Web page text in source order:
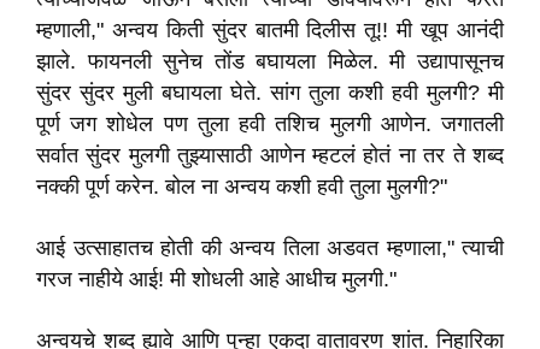
म्हणाली," अन्वय किती सुंदर बातमी दिलीस तू!! मी खूप आनंदी
झाले. फायनली सुनेच तोंड बघायला मिळेल. मी उद्यापासूनच
सुंदर सुंदर मुली बघायला घेते. सांग तुला कशी हवी मुलगी? मी
पूर्ण जग शोधेल पण तुला हवी तशिच मुलगी आणेन. जगातली
सर्वात सुंदर मुलगी तुझ्यासाठी आणेन म्हटलं होतं ना तर ते शब्द
नक्की पूर्ण करेन. बोल ना अन्वय कशी हवी तुला मुलगी?"
आई उत्साहातच होती की अन्वय तिला अडवत म्हणाला," त्याची
गरज नाहीये आई! मी शोधली आहे आधीच मुलगी."
अन्वयचे शब्द ह्यावे आणि पुन्हा एकदा वातावरण शांत. निहारिका